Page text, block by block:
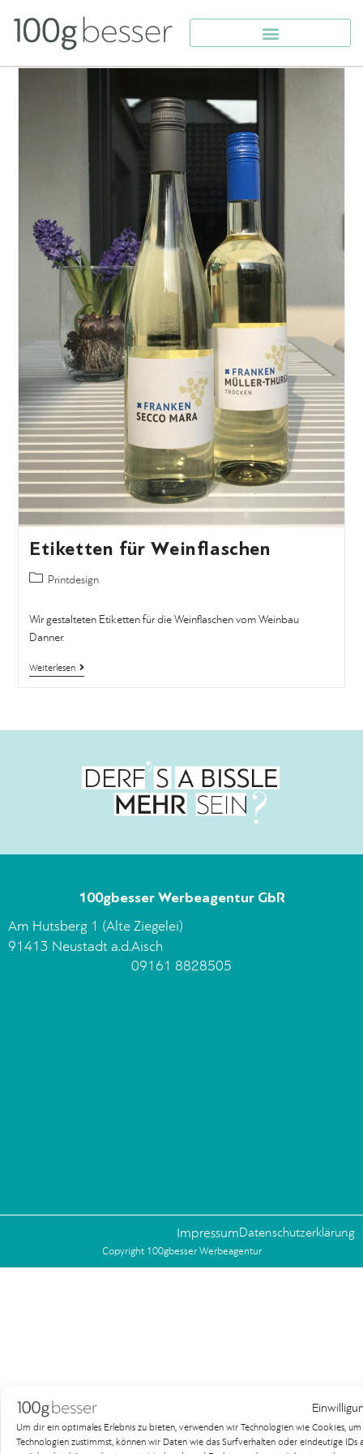
Um dir ein optimales Erlebnis zu bieten, verwenden wir Technologien wie Cookies,
Technologien zustimmst, können wir Daten wie das Surfverhalten oder eindeutige
Etiketten für Weinflaschen
Printdesign
Wir gestalteten Etiketten für die Weinflaschen vom Weinbau
Danner.
Weiterlesen
100gbesser Werbeagentur GbR
Am Hutsberg 1 (Alte Ziegelei)
91413 Neustadt a.d.Aisch
09161 8828505
Copyright 100gbesser Werbeagentur
Datenschutzerklärung
Impressum